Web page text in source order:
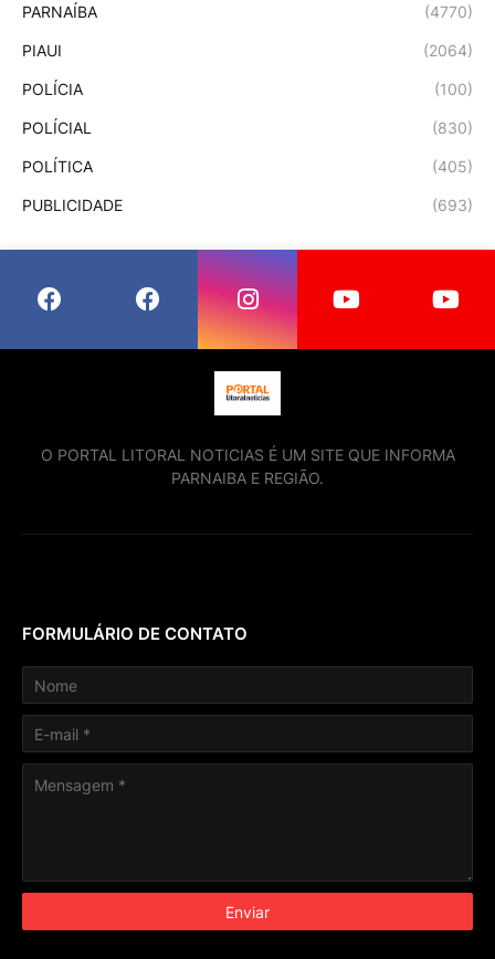
PARNAÍBA (4770)
PIAUI (2064)
POLÍCIA (100)
POLÍCIAL (830)
POLÍTICA (405)
PUBLICIDADE (693)
O PORTAL LITORAL NOTICIAS É UM SITE QUE INFORMA
PARNAIBA E REGIÃO.
FORMULÁRIO DE CONTATO